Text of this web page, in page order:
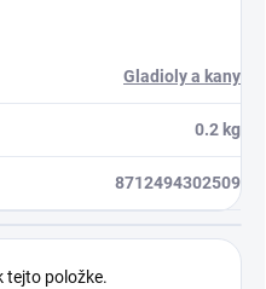
Gladioly a kany
0.2 kg
8712494302509
tejto položke.